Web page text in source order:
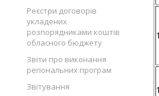
Реєстри договорів
укладених
розпорядниками коштів
обласного бюджету
Звіти про виконання
регіональних програм
Звітування